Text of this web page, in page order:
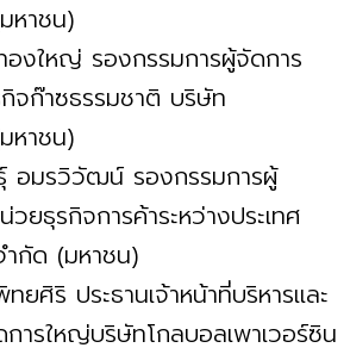
หาชน)
งใหญ่ รองกรรมการผู้จัดการ
จก๊าซธรรมชาติ บริษัท
หาชน)
อมรวิวัฒน์ รองกรรมการผู้
ยธุรกิจการค้าระหว่างประเทศ
ำกัด (มหาชน)
ศิริ ประธานเจ้าหน้าที่บริหารและ
ารใหญ่บริษัทโกลบอลเพาเวอร์ซิน